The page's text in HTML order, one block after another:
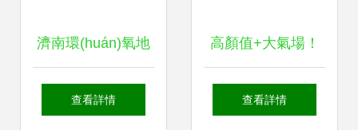
濟南環(huán)氧地
坪專業(yè)維修與
查看詳情
高顏值+大氣場！
舟山這些“涂裝”新
查看詳情